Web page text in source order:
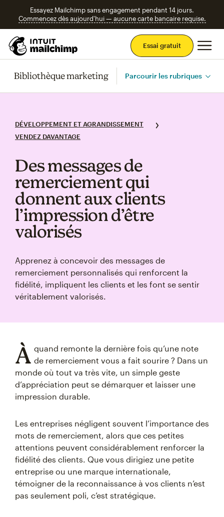
Essayez Mailchimp sans engagement pendant 14 jours.
Commencez dès aujourd'hui — aucune carte bancaire requise.
Essai gratuit
Bibliothèque marketing Parcourir les rubriques
DÉVELOPPEMENT ET AGRANDISSEMENT
VENDEZ DAVANTAGE
Des messages de
remerciement qui
donnent aux clients
l’impression d’être
valorisés
Apprenez à concevoir des messages de
remerciement personnalisés qui renforcent la
fidélité, impliquent les clients et les font se sentir
véritablement valorisés.
À quand remonte la dernière fois qu’une note
de remerciement vous a fait sourire ? Dans un
monde où tout va très vite, un simple geste
d’appréciation peut se démarquer et laisser une
impression durable.
Les entreprises négligent souvent l’importance des
mots de remerciement, alors que ces petites
attentions peuvent considérablement renforcer la
fidélité des clients. Que vous dirigiez une petite
entreprise ou une marque internationale,
témoigner de la reconnaissance à vos clients n’est
pas seulement poli, c’est stratégique.